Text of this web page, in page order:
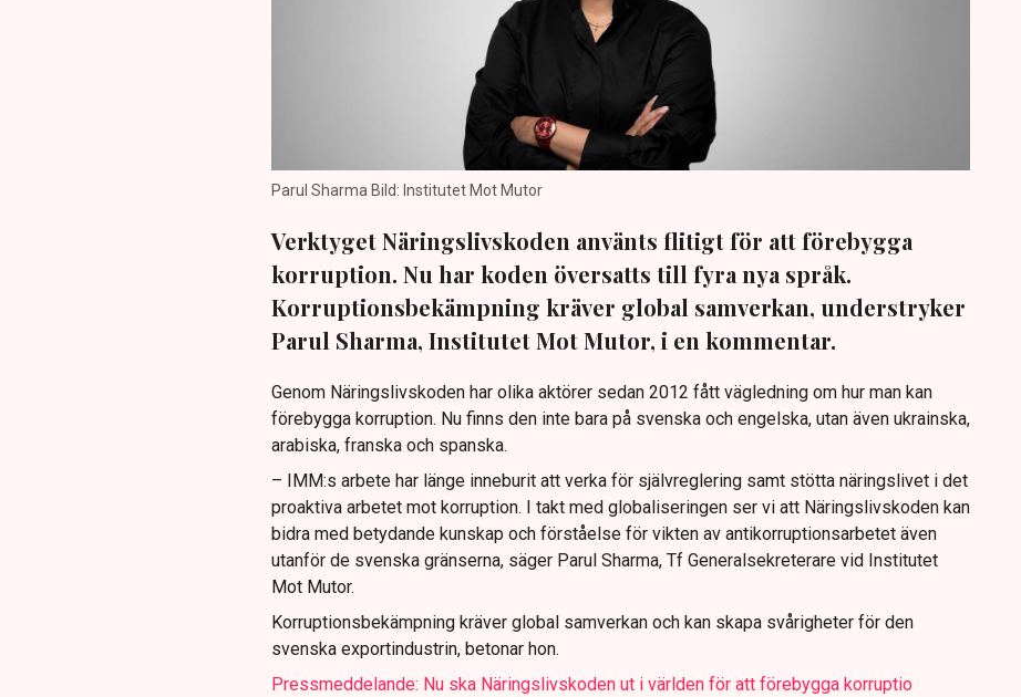
Parul Sharma Bild: Institutet Mot Mutor
Verktyget Näringslivskoden använts flitigt för att förebygga
korruption. Nu har koden översatts till fyra nya språk.
Korruptionsbekämpning kräver global samverkan, understryker
Parul Sharma, Institutet Mot Mutor, i en kommentar.
Genom Näringslivskoden har olika aktörer sedan 2012 fått vägledning om hur man kan
förebygga korruption. Nu finns den inte bara på svenska och engelska, utan även ukrainska,
arabiska, franska och spanska.
– IMM:s arbete har länge inneburit att verka för självreglering samt stötta näringslivet i det
proaktiva arbetet mot korruption. I takt med globaliseringen ser vi att Näringslivskoden kan
bidra med betydande kunskap och förståelse för vikten av antikorruptionsarbetet även
utanför de svenska gränserna, säger Parul Sharma, Tf Generalsekreterare vid Institutet
Mot Mutor.
Korruptionsbekämpning kräver global samverkan och kan skapa svårigheter för den
svenska exportindustrin, betonar hon.
Pressmeddelande: Nu ska Näringslivskoden ut i världen för att förebygga korruptio